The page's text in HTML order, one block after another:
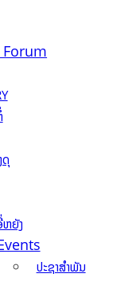
Forum
ດຸ
ຫຍັງ
ປະຊາສຳພັນ